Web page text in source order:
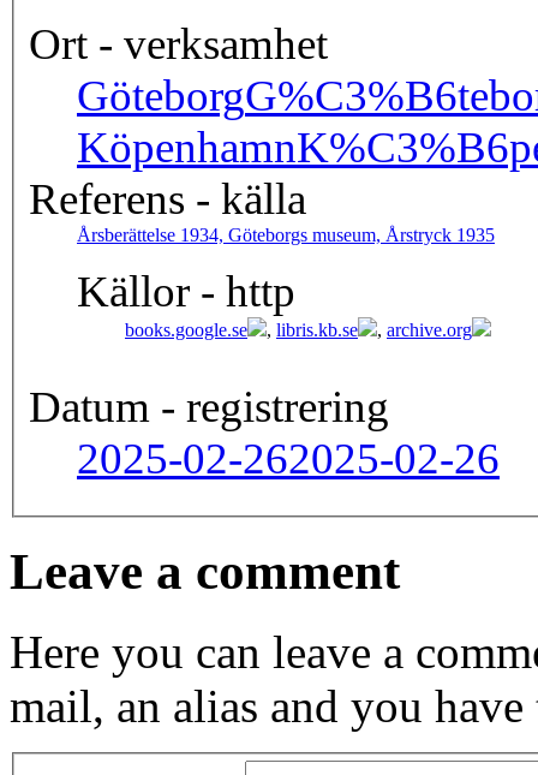
Ort - verksamhet
Göteborg
Köpenhamn
Referens - källa
Årsberättelse 1934, Göteborgs museum, Årstryck 1935
Källor - http
books.google.se , libris.kb.se , archive.org
Datum - registrering
2025-02-262025-02-26
Leave a comment
Here you can leave a
mail, an alias and you have